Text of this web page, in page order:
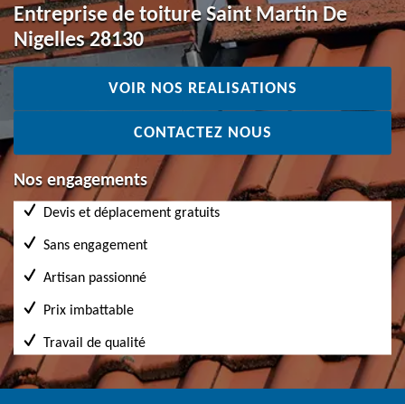
Entreprise de toiture Saint Martin De
Nigelles 28130
VOIR NOS REALISATIONS
CONTACTEZ NOUS
Nos engagements
Devis et déplacement gratuits
Sans engagement
Artisan passionné
Prix imbattable
Travail de qualité